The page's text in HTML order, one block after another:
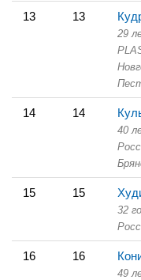
13 13
29
14 14
40
15 15
32
16 16
49